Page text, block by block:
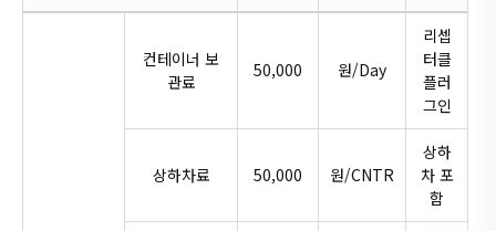
컨테이너 보
관료
50,000 원/Day
리셉
터클
플러
그인
상하차료 50,000 원/CNTR
상하
차 포
함